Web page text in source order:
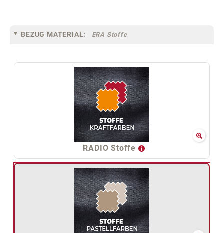
BEZUG MATERIAL: ERA Stoffe
RADIO Stoffe